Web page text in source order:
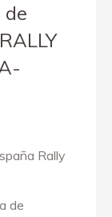
de
Rally
de